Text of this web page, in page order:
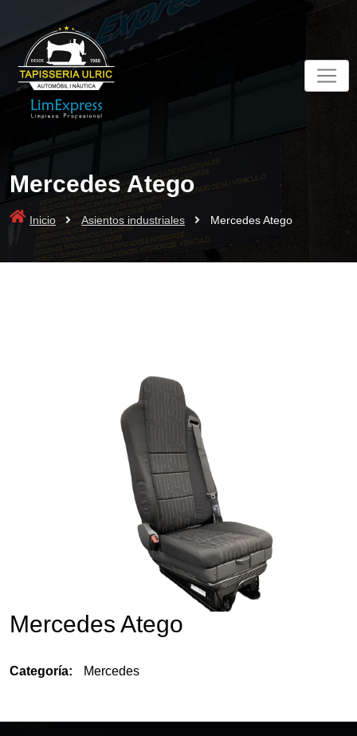
content
Mercedes Atego
Inicio Asientos industriales Mercedes Atego
Mercedes Atego
Categoría: Mercedes